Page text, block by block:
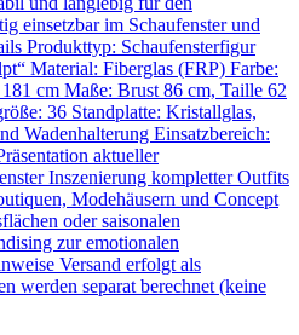
einsetzbar im Schaufenster und
Produkttyp: Schaufensterfigur
Material: Fiberglas (FRP) Farbe:
cm Maße: Brust 86 cm, Taille 62
36 Standplatte: Kristallglas,
Wadenhalterung Einsatzbereich:
aktueller
Inszenierung kompletter Outfits
Modehäusern und Concept
oder saisonalen
zur emotionalen
Versand erfolgt als
werden separat berechnet (keine